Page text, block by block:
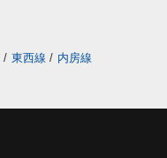
/ 東西線 / 内房線